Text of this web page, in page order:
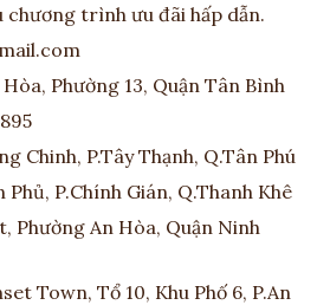
chương trình ưu đãi hấp dẫn.
Hòa, Phường 13, Quận Tân Bình
Chinh, P.Tây Thạnh, Q.Tân Phú
Phủ, P.Chính Gián, Q.Thanh Khê
Phường An Hòa, Quận Ninh
Town, Tổ 10, Khu Phố 6, P.An